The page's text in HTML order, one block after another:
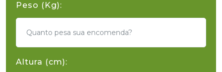
Peso (Kg):
Altura (cm):